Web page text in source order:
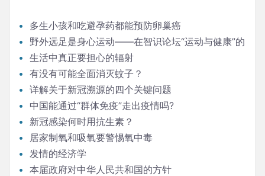
多生小孩和吃避孕药都能预防卵巢癌
野外远足是身心运动——在智识论坛“运动与健康”的
发言生活中真正要担心的辐射
有没有可能全面消灭蚊子？
详解关于新冠溯源的四个关键问题
中国能通过“群体免疫”走出疫情吗?
新冠感染何时用抗生素？
居家制氧和吸氧要警惕氧中毒
发情的经济学
本届政府对中华人民共和国的方针